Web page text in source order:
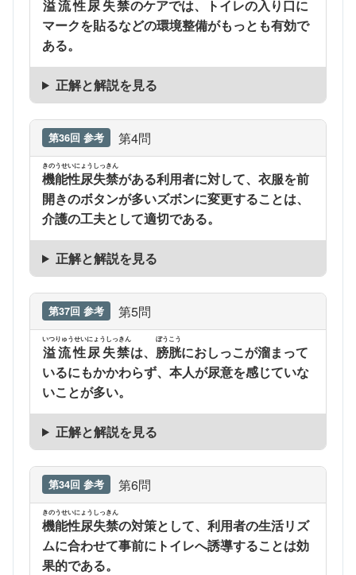
溢流性尿失禁のケアでは、トイレの入り口に
マークを貼るなどの環境整備がもっとも有効で
ある。
正解と解説を見る
第36回 参考 第4問
機能性尿失禁
きのうせいにょうしっきん
がある利用者に対して、衣服を前
開きのボタンが多いズボンに変更することは、
介護の工夫として適切である。
正解と解説を見る
第37回 参考 第5問
溢流性尿失禁
いつりゅうせいにょうしっきん
は、 膀胱
ぼうこう
におしっこが溜まって
いるにもかかわらず、本人が尿意を感じていな
いことが多い。
正解と解説を見る
第34回 参考 第6問
機能性尿失禁
きのうせいにょうしっきん
の対策として、利用者の生活リズ
ムに合わせて事前にトイレへ誘導することは効
果的である。